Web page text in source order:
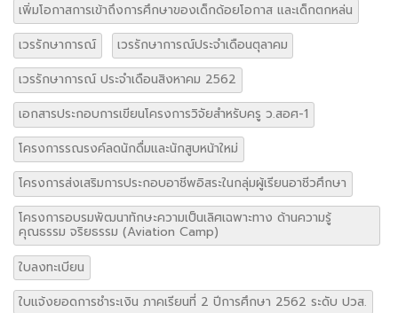
เพิ่มโอกาสการเข้าถึงการศึกษาของเด็กด้อยโอกาส และเด็กตกหล่น
เวรรักษาการณ์
เวรรักษาการณ์ประจำเดือนตุลาคม
เวรรักษาการณ์ ประจำเดือนสิงหาคม 2562
เอกสารประกอบการเขียนโครงการวิจัยสำหรับครู ว.สอศ-1
โครงการรณรงค์ลดนักดื่มและนักสูบหน้าใหม่
โครงการส่งเสริมการประกอบอาชีพอิสระในกลุ่มผู้เรียนอาชีวศึกษา
โครงการอบรมพัฒนาทักษะความเป็นเลิศเฉพาะทาง ด้านความรู้
คุณธรรม จริยธรรม (Aviation Camp)
ใบลงทะเบียน
ใบแจ้งยอดการชำระเงิน ภาคเรียนที่ 2 ปีการศึกษา 2562 ระดับ ปวส.